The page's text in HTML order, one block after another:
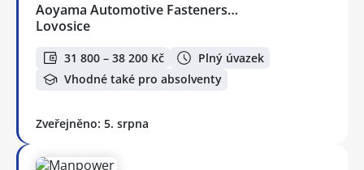
Aoyama Automotive Fasteners…
Lovosice
31 800 – 38 200 Kč
Plný úvazek
Vhodné také pro absolventy
Zveřejněno: 5. srpna